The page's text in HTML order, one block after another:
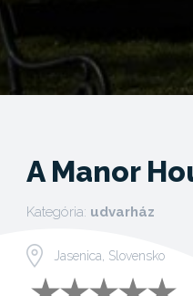
A Manor
Kategória: udvarház
Jasenica, Slovensko